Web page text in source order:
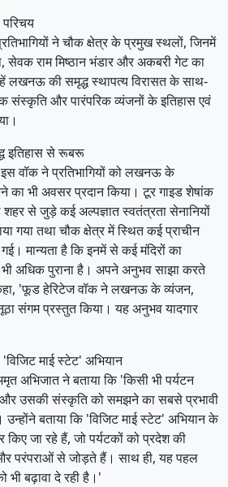
ने चौक क्षेत्र के प्रमुख स्थलों, जिनमें
सेवक राम मिष्ठान भंडार और अकबरी गेट का
लखनऊ की समृद्ध स्थापत्य विरासत के साथ-
संस्कृति और पारंपरिक व्यंजनों के इतिहास एवं
इतिहास से रूबरू
वॉक ने प्रतिभागियों को लखनऊ के
का भी अवसर प्रदान किया। टूर गाइड शेषांक
शहर से जुड़े कई अल्पज्ञात स्वतंत्रता सेनानियों
गया तथा चौक क्षेत्र में स्थित कई प्राचीन
गई। मान्यता है कि इनमें से कई मंदिरों का
भी अधिक पुराना है। अपने अनुभव साझा करते
'फूड हेरिटेज वॉक ने लखनऊ के व्यंजन,
संगम प्रस्तुत किया। यह अनुभव यादगार
माई स्टेट' अभियान
अभिजात ने बताया कि 'किसी भी पर्यटन
उसकी संस्कृति को समझने का सबसे प्रभावी
बताया कि 'विजिट माई स्टेट' अभियान के
जा रहे हैं, जो पर्यटकों को प्रदेश की
परंपराओं से जोड़ते हैं। साथ ही, यह पहल
भी बढ़ावा दे रही है।'